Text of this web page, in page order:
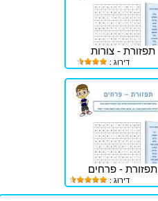
תפזורת - צורות
דירוג :
תפזורת - פרחים
דירוג :